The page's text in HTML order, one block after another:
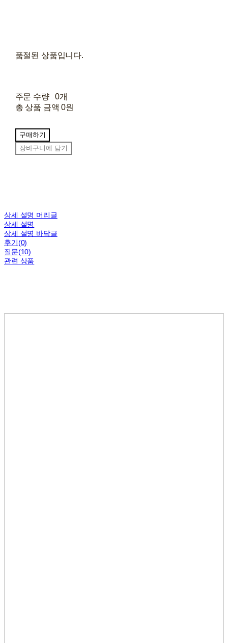
품절된 상품입니다.
주문 수량
0개
총 상품 금액 0원
구매하기
장바구니에 담기
상세 설명 머리글
상세 설명
상세 설명 바닥글
후기(0)
질문(10)
관련 상품